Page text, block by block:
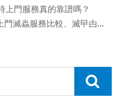
上門服務真的靠譜嗎？
下一篇 : 滅曱甴公司評價好壞分辨，上門滅蟲服務比較、滅曱甴公司邊間好